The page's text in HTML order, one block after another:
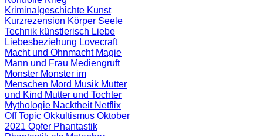
Kriminalgeschichte Kunst
Kurzrezension Körper Seele
Technik künstlerisch Liebe
Liebesbeziehung Lovecraft
Macht und Ohnmacht Magie
Mann und Frau Mediengruft
Monster Monster im
Menschen Mord Musik Mutter
und Kind Mutter und Tochter
Mythologie Nacktheit Netflix
Off Topic Okkultismus Oktober
2021 Opfer Phantastik